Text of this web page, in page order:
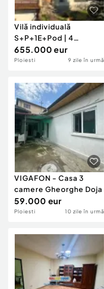
Vilă individuală
S+P+1E+Pod | 4
dormitoare | Teren 698
mp
655.000 eur
Ploiesti 9 zile în urmă
VIGAFON - Casa 3
camere Gheorghe Doja
59.000 eur
Ploiesti 10 zile în urmă